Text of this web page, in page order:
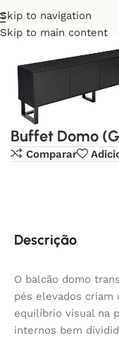
Skip to navigation
Skip to main content
Início Buffet
Buffet Domo
Comparar
Descrição
O balcão domo
pés elevados criam
equilíbrio visual na
internos bem